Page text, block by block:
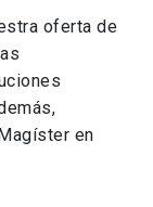
oferta de
en